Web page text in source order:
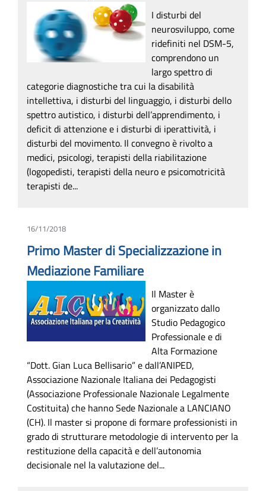
I disturbi del
neurosviluppo, come
ridefiniti nel DSM-5,
comprendono un
largo spettro di
categorie diagnostiche tra cui la disabilità
intellettiva, i disturbi del linguaggio, i disturbi dello
spettro autistico, i disturbi dell’apprendimento, i
deficit di attenzione e i disturbi di iperattività, i
disturbi del movimento. Il convegno è rivolto a
medici, psicologi, terapisti della riabilitazione
(logopedisti, terapisti della neuro e psicomotricità
terapisti de...
16/11/2018
Primo Master di Specializzazione in
Mediazione Familiare
Il Master è
organizzato dallo
Studio Pedagogico
Professionale e di
Alta Formazione
“Dott. Gian Luca Bellisario” e dall’ANIPED,
Associazione Nazionale Italiana dei Pedagogisti
(Associazione Professionale Nazionale Legalmente
Costituita) che hanno Sede Nazionale a LANCIANO
(CH). Il master si propone di formare professionisti in
grado di strutturare metodologie di intervento per la
restituzione della capacità e dell’autonomia
decisionale nel la valutazione del...